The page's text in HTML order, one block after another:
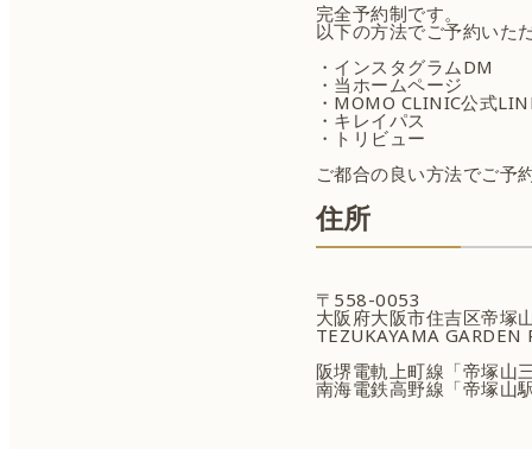
完全予約制です。
以下の方法でご予約いた
・インスタグラムDM
・当ホームページ
・MOMO CLINIC公式
・キレイパス
・トリビュー
ご都合の良い方法でご予
住所
〒558-0053
大阪府大阪市住吉区帝塚
TEZUKAYAMA GARDEN
阪堺電軌上町線「帝塚山
南海電鉄高野線「帝塚山